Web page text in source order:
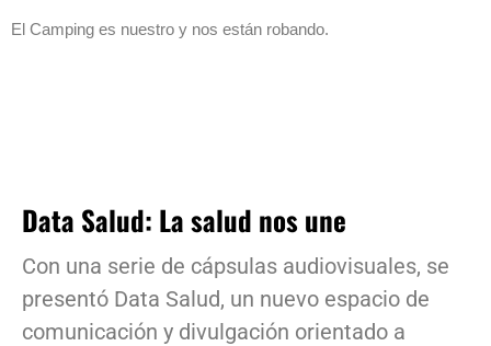
El Camping es nuestro y nos están robando.
Data Salud: La salud nos une
Con una serie de cápsulas audiovisuales, se
presentó Data Salud, un nuevo espacio de
comunicación y divulgación orientado a